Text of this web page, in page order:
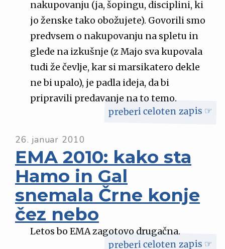
nakupovanju (ja, šopingu, disciplini, ki
jo ženske tako obožujete). Govorili smo
predvsem o nakupovanju na spletu in
glede na izkušnje (z Majo sva kupovala
tudi že čevlje, kar si marsikatero dekle
ne bi upalo), je padla ideja, da bi
pripravili predavanje na to temo.
preberi celoten zapis ☞
26. januar 2010
EMA 2010: kako sta
Hamo in Gal
snemala Črne konje
čez nebo
Letos bo EMA zagotovo drugačna.
preberi celoten zapis ☞